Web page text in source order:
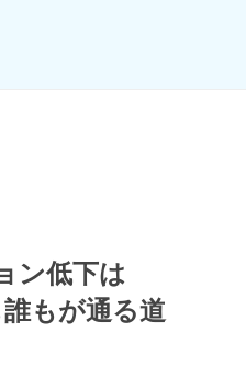
ン低下は
もが通る道